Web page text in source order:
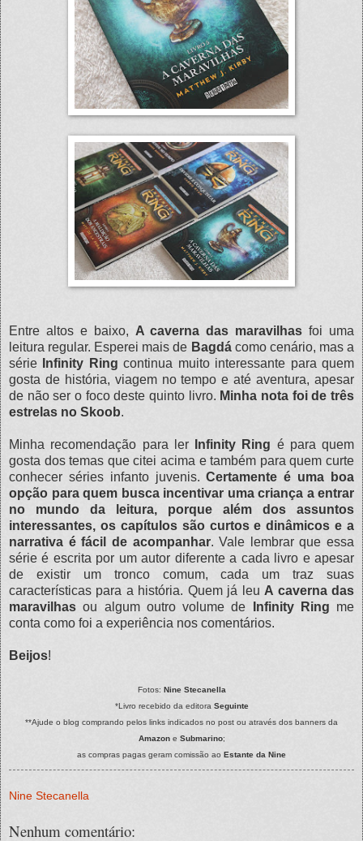
Entre altos e baixo, A caverna das maravilhas foi uma
leitura regular. Esperei mais de Bagdácomo cenário, mas a
série
Infinity Ring continua muito interessante para quem
gosta de história, viagem no tempo e até aventura, apesar
de não ser o foco deste quinto livro. Minha nota foi de três
estrelas no Skoob.
Minha recomendação para ler Infinity Ring é para quem
gosta dos temas que citei acima e também para quem curte
conhecer séries infanto juvenis.Certamente é uma boa
opção para quem busca incentivar uma criança a entrar
no mundo da leitura, porque além dos assuntos
interessantes, os capítulos são curtos e dinâmicos e a
narrativa é fácil de acompanhar. Vale lembrar que essa
série é escrita por um autor diferente a cada livro e apesar
de existir um tronco comum, cada um traz suas
características para a história. Quem já leuA caverna das
maravilhas ou algum outro volume de Infinity Ring me
conta como foi a experiência nos comentários.
Beijos!
Fotos: Nine Stecanella
*Livro recebido da editora Seguinte
**Ajude o blog comprando pelos links indicados no post ou através dos banners da
Amazone Submarino;
as compras pagas geram comissão ao Estante da Nine
Nine Stecanella
Nenhum comentário: